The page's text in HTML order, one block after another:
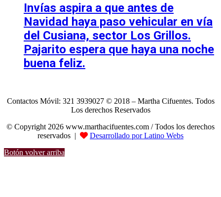
Invías aspira a que antes de
Navidad haya paso vehicular en vía
del Cusiana, sector Los Grillos.
Pajarito espera que haya una noche
buena feliz.
Contactos Móvil: 321 3939027 © 2018 – Martha Cifuentes. Todos
Los derechos Reservados
© Copyright 2026 www.marthacifuentes.com / Todos los derechos
reservados |
Desarrollado por Latino Webs
Botón volver arriba